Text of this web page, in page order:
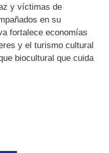
y víctimas de
en su
fortalece economías
y el turismo cultural
biocultural que cuida